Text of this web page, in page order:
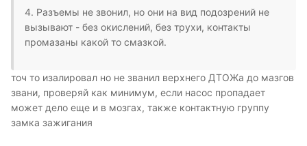
4. Разъемы не звонил, но они на вид подозрений не
вызывают - без окислений, без трухи, контакты
промазаны какой то смазкой.
точ то изалировал но не званил верхнего ДТОЖа до мазгов
звани, проверяй как минимум, если насос пропадает
может дело еще и в мозгах, также контактную группу
замка зажигания